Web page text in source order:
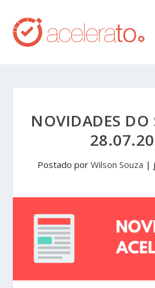
NOVIDADES DO
Postado por Wilson Souza |